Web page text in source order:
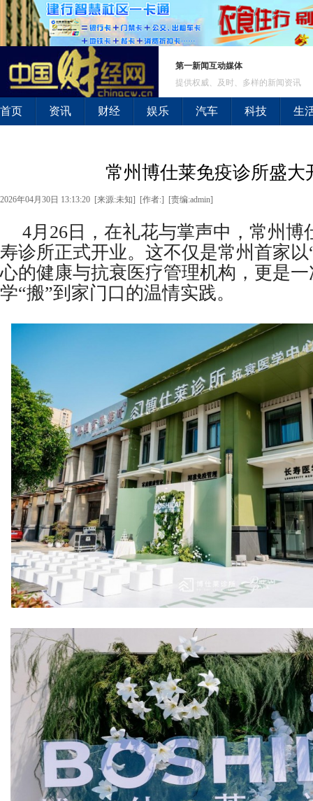
第一新闻互动媒体
提供权威、及时、多样的新闻资讯
首页 资讯 财经 娱乐 汽车 科技 生
常州博仕莱免疫诊所盛大
2026年04月30日 13:13:20 [来源:未知] [作者:] [责编:admin]
4月26日，在礼花与掌声中，常州博
寿诊所正式开业。这不仅是常州首家以
心的健康与抗衰医疗管理机构，更是
学“搬”到家门口的温情实践。